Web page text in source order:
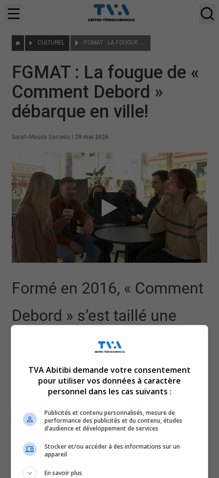
CULTUREL FGMAT : LA FOUGUE DE « COMMENT DEBORD » DÉBARQUE EN VILLE!
FGMAT : La fougue de «
Comment Debord »
débarque en ville!
Sarah-Maude Garceau 29 mai 2026
Formé en 2016, « Comment
Debord » s’est taillé une
place de choix sur la scène
musicale québécoise, grâce
à son univers groovy et
décontracté.
Après avoir récolté plusieurs nominations à l’ADISQ, en
2024, et remporté le Prix Espoir FEQ, en 2025, le groupe
qui poursuit son ascension avec de nouvelles chansons
TVA Abitibi demande votre consentement
pour utiliser vos données à caractère
personnel dans les cas suivants :
Publicités et contenu personnalisés, mesure de
performance des publicités et du contenu, études
d’audience et développement de services
Stocker et/ou accéder à des informations sur un
appareil
En savoir plus